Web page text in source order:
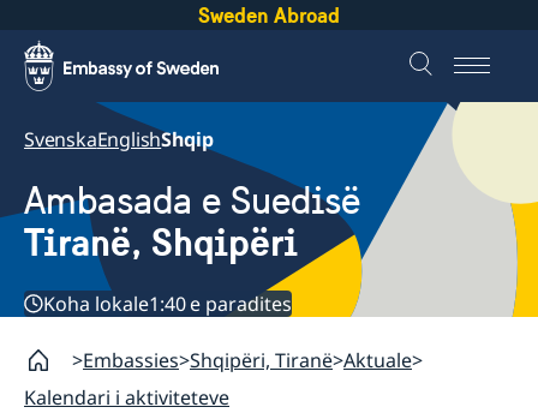
Sweden Abroad
SvenskaEnglishShqip
Ambasada e Suedisë
Tiranë, Shqipëri
Koha lokale1:40 e paradites
Embassies Shqipëri, Tiranë Aktuale
Kalendari i aktiviteteve